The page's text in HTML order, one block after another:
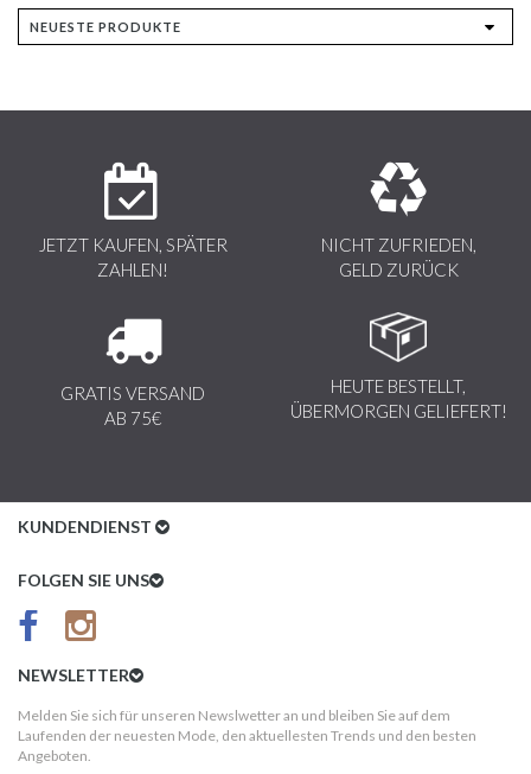
JETZT KAUFEN, SPÄTER
ZAHLEN!
NICHT ZUFRIEDEN,
GELD ZURÜCK
GRATIS VERSAND
AB 75€
HEUTE BESTELLT,
ÜBERMORGEN GELIEFERT!
KUNDENDIENST
Kundenservice
AGB
Kundeninformationen
FOLGEN SIE UNS
NEWSLETTER
Melden Sie sich für unseren Newslwetter an und bleiben Sie auf dem
Laufenden der neuesten Mode, den aktuellesten Trends und den besten
Angeboten.